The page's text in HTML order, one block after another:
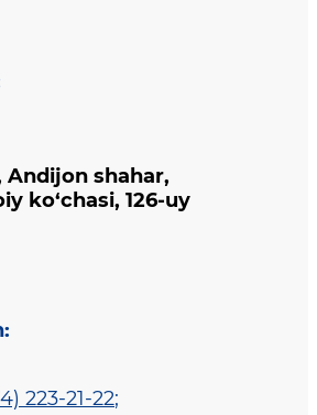
Andijon shahar,
ko‘chasi, 126-uy
:
223-21-22;